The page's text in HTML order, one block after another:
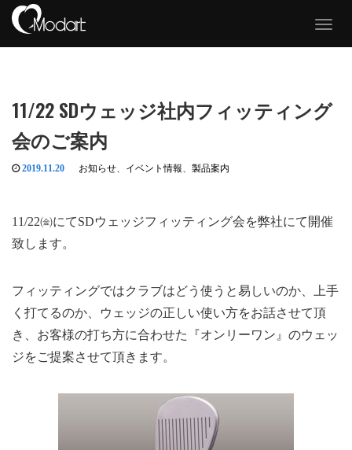
T
n
o
11/22 SDウェッジ社内フィッティング
会のご案内
2019.11.20 お知らせ、 イベント情報、 製品案内
11/22㈮にてSDウェッジフィッティング会を弊社にて開催
致します。
フィッティングではクラブはどう使うと易しいのか、上手
く打てるのか、ウェッジの正しい使い方をお話させて頂
き、お客様の打ち方に合わせた『オンリーワン』のウェッ
ジをご提案させて頂きます。